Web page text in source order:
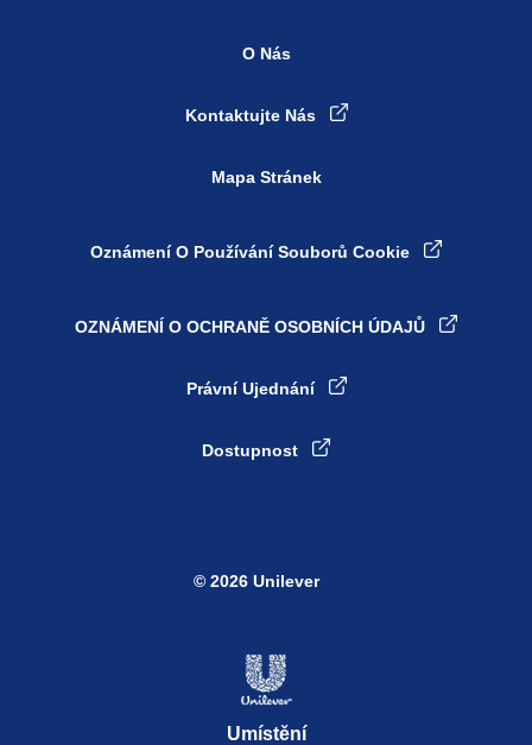
O Nás
Kontaktujte Nás
Mapa Stránek
Oznámení O Používání Souborů Cookie
OZNÁMENÍ O OCHRANĚ OSOBNÍCH ÚDAJŮ
Právní Ujednání
Dostupnost
Umístění
© 2026 Unilever